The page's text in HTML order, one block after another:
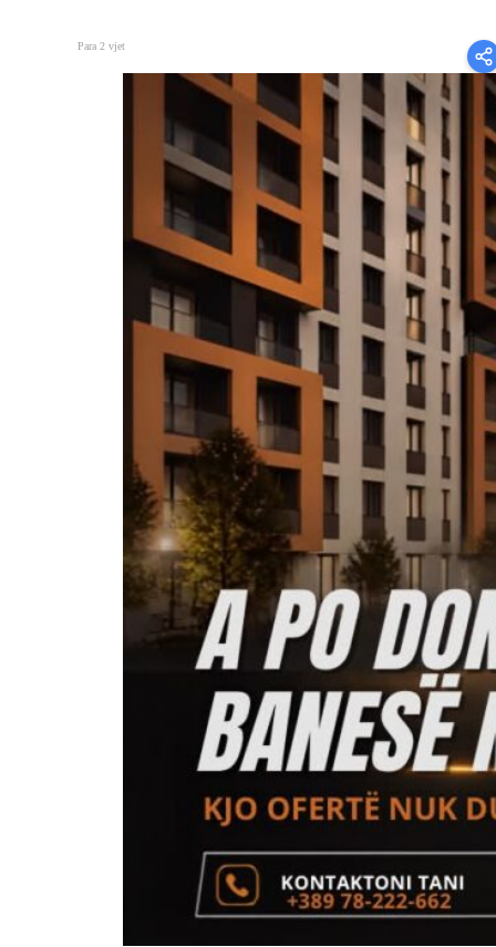
Para 2 vjet